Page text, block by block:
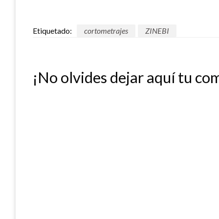
Etiquetado: cortometrajes ZINEBI
¡No olvides dejar aquí tu